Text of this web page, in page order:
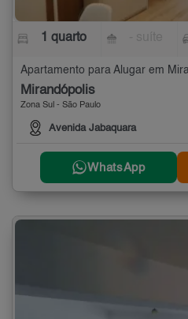
1 quarto
Apartamento para Alugar em
Mirandópolis
Zona Sul - São Paulo
Avenida Jabaquara
WhatsApp